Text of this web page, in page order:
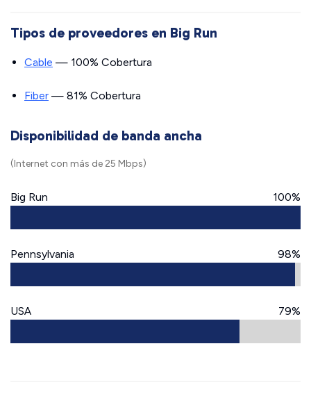
Tipos de proveedores en Big Run
Cable — 100% Cobertura
Fiber — 81% Cobertura
Disponibilidad de banda ancha
(Internet con más de 25 Mbps)
Big Run 100%
Pennsylvania 98%
USA 79%